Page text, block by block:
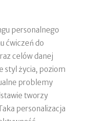
personalnego
ćwiczeń do
celów danej
styl życia, poziom
problemy
tworzy
personalizacja